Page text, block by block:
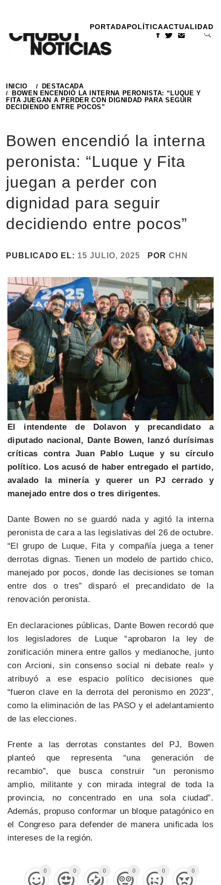
contenido
PORTADAPOLÍTICAACTUALIDAD
INICIO
DESTACADA
BOWEN ENCENDIÓ LA INTERNA PERONISTA: “LUQUE Y
FITA JUEGAN A PERDER CON DIGNIDAD PARA SEGUIR
DECIDIENDO ENTRE POCOS”
Bowen encendió la interna
peronista: “Luque y Fita
juegan a perder con
dignidad para seguir
decidiendo entre pocos”
PUBLICADO EL: 15 JULIO, 2025 POR CHN
El intendente de Dolavon y precandidato a
diputado nacional, Dante Bowen, lanzó durísimas
críticas contra Juan Pablo Luque y su círculo
político. Los acusó de haber entregado el partido,
avalado la minería y querer un PJ cerrado y
manejado entre dos o tres dirigentes.
Dante Bowen no se guardó nada y agitó la interna
peronista de cara a las legislativas del 26 de octubre.
“El grupo de Luque, Fita y compañía juega a tener
derrotas dignas. Tienen un modelo de partido chico,
manejado por pocos, donde las decisiones se toman
entre dos o tres” disparó el precandidato de la
renovación peronista.
En declaraciones públicas, Dante Bowen recordó que
los legisladores de Luque “aprobaron la ley de
zonificación minera entre gallos y medianoche, junto
con Arcioni, sin consenso social ni debate real» y
atribuyó a ese espacio político decisiones que
“fueron clave en la derrota del peronismo en 2023”,
como la eliminación de las PASO y el adelantamiento
de las elecciones.
Frente a las derrotas constantes del PJ, Bowen
planteó que representa “una generación de
recambio”, que busca construir “un peronismo
amplio, militante y con mirada integral de toda la
provincia, no concentrado en una sola ciudad”.
Además, propuso conformar un bloque patagónico en
el Congreso para defender de manera unificada los
intereses de la región.
0 0 0 0 0 0